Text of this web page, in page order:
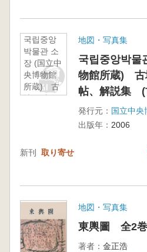
국립중앙
박물관 소
장 (国立中
央博物館
所蔵) 古
地圖 東
地図・写真集
국립중앙박물
物館所蔵)
帖、解説集 (
発行元： 国立中央
出版年： 2006
新刊 取り寄せ
地図・写真集
東輿圖 全2巻
著者： 金正浩